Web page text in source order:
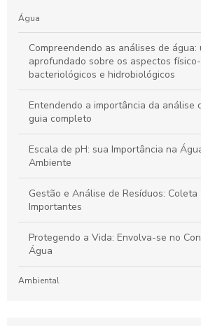
Água
Compreendendo as análises de água:
aprofundado sobre os aspectos
bacteriológicos e hidrobiológicos
Entendendo a importância da análise
guia completo
Escala de pH: sua Importância na
Ambiente
Gestão e Análise de Resíduos: Coleta
Importantes
Protegendo a Vida: Envolva-se no
Água
Ambiental